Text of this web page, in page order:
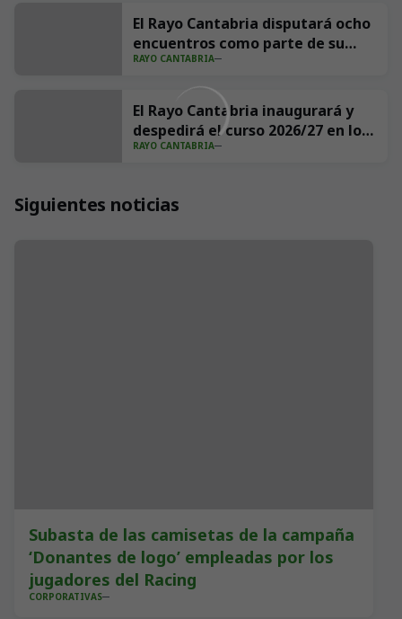
El Rayo Cantabria disputará ocho
encuentros como parte de su
pretemporada
RAYO CANTABRIA
El Rayo Cantabria inaugurará y
despedirá el curso 2026/27 en los
Campos de Sport de Astillero
RAYO CANTABRIA
Siguientes noticias
Subasta de las camisetas de la campaña
‘Donantes de logo’ empleadas por los
jugadores del Racing
CORPORATIVAS